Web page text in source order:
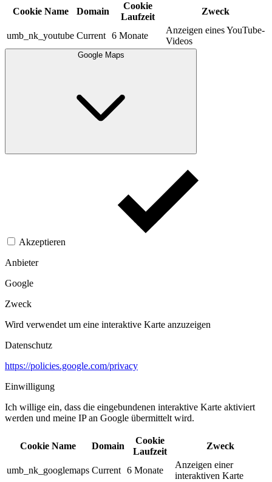
Cookie Name Domain
Cookie
Laufzeit
Zweck
umb_nk_youtube Current 6 Monate
Anzeigen eines YouTube-
Videos
Google Maps
Akzeptieren
Anbieter
Google
Zweck
Wird verwendet um eine interaktive Karte anzuzeigen
Datenschutz
https://policies.google.com/privacy
Einwilligung
Ich willige ein, dass die eingebundenen interaktive Karte aktiviert
werden und meine IP an Google übermittelt wird.​
Cookie Name Domain
Cookie
Laufzeit
Zweck
umb_nk_googlemaps Current 6 Monate
Anzeigen einer
interaktiven Karte